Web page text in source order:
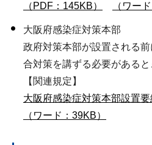
（PDF：145KB）
（ワー
大阪府感染症対策本部
政府対策本部が設置される
合対策を講ずる必要がある
【関連規定】
大阪府感染症対策本部設置要
（ワード：39KB）